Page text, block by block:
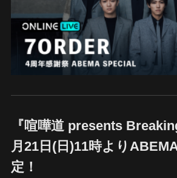
『喧嘩道 presents
月21日(日)11時より
定！